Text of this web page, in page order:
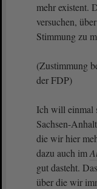
mehr existent.
versuchen,
Stimmung zu
(Zustimmung
der FDP)
Ich will einmal
Sachsen-
die wir hier
dazu auch im
gut dasteht.
über die wir